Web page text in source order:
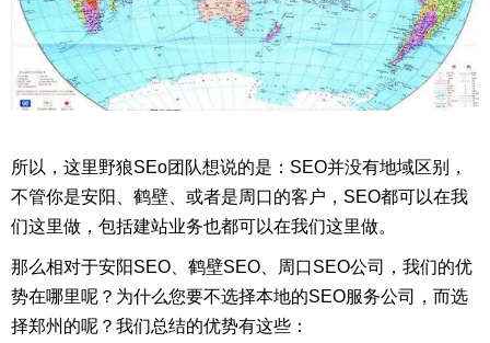
所以，这里野狼SEo团队想说的是：SEO并没有地域区别，
不管你是安阳、鹤壁、或者是周口的客户，SEO都可以在我
们这里做，包括建站业务也都可以在我们这里做。
那么相对于安阳SEO、鹤壁SEO、周口SEO公司，我们的优
势在哪里呢？为什么您要不选择本地的SEO服务公司，而选
择郑州的呢？我们总结的优势有这些：